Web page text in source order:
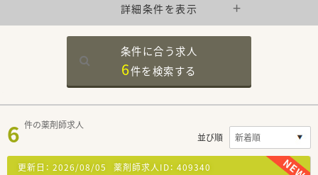
詳細条件を表示
条件に合う求人
6件を検索する
6 件の薬剤師求人
並び順
更新日： 2026/08/05 薬剤師求人ID： 409340